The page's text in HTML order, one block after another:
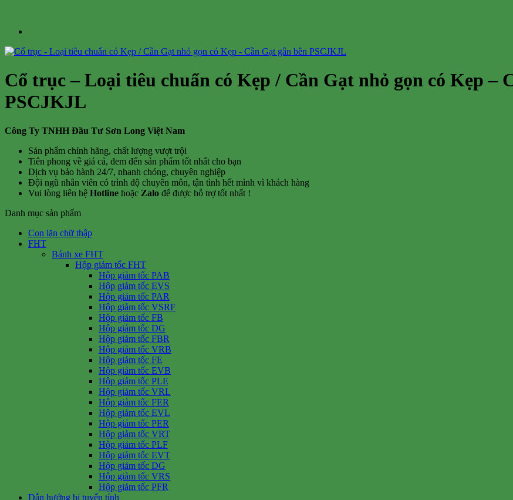
Cổ trục – Loại tiêu chuẩn có Kẹp / Cần Gạt nhỏ gọn có Kẹp –
PSCJKJL
Công Ty TNHH Đầu Tư Sơn Long Việt Nam
Sản phẩm chính hãng, chất lượng vượt trội
Tiên phong về giá cả, đem đến sản phẩm tốt nhất cho bạn
Dịch vụ bảo hành 24/7, nhanh chóng, chuyên nghiệp
Đội ngũ nhân viên có trình độ chuyên môn, tận tình hết mình vì khách hàng
Vui lòng liên hệ Hotline hoặc Zalo để được hỗ trợ tốt nhất !
Danh mục sản phẩm
Con lăn chữ thập
FHT
Bánh xe FHT
Hộp giảm tốc FHT
Hộp giảm tốc PAB
Hộp giảm tốc EVS
Hộp giảm tốc PAR
Hộp giảm tốc VSRF
Hộp giảm tốc FB
Hộp giảm tốc DG
Hộp giảm tốc FBR
Hộp giảm tốc VRB
Hộp giảm tốc FE
Hộp giảm tốc EVB
Hộp giảm tốc PLE
Hộp giảm tốc VRL
Hộp giảm tốc FER
Hộp giảm tốc EVL
Hộp giảm tốc PER
Hộp giảm tốc VRT
Hộp giảm tốc PLF
Hộp giảm tốc EVT
Hộp giảm tốc DG
Hộp giảm tốc VRS
Hộp giảm tốc PFR
Dẫn hướng bi tuyến tính